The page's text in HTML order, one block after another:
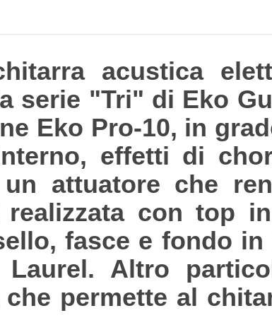
acustica
serie "Tri" di Eko
Eko Pro-10, in
effetti di
attuatore che
con top
fasce e fondo
Altro
permette al